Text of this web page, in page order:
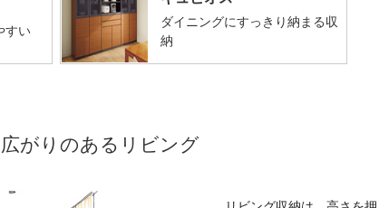
すい
ダイニングにすっきり納まる収
納
がりのあるリビング